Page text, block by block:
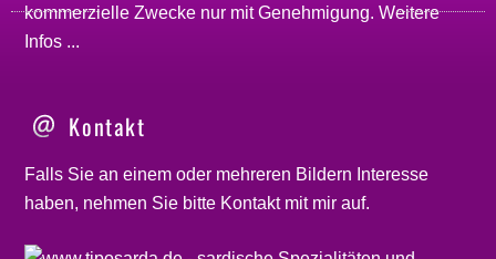
kommerzielle Zwecke nur mit Genehmigung.Weitere
Infos ...
Kontakt
Falls Sie an einem oder mehreren Bildern Interesse
haben, nehmen Sie bitte Kontaktmit mir auf.